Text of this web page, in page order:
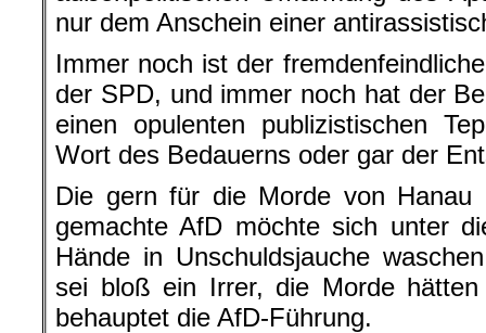
nur dem Anschein einer
Immer noch ist der
der SPD, und immer noch hat der
einen opulenten publizistischen
Wort des Bedauerns oder gar der
Die gern für die Morde von Hanau
gemachte AfD möchte sich unter
Hände in Unschuldsjauche
sei bloß ein Irrer, die Morde
behauptet die AfD-Führung.